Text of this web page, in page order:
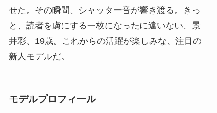
せた。その瞬間、シャッター音が響き渡る。きっ
と、読者を虜にする一枚になったに違いない。景
井彩、19歳。これからの活躍が楽しみな、注目の
新人モデルだ。
モデルプロフィール